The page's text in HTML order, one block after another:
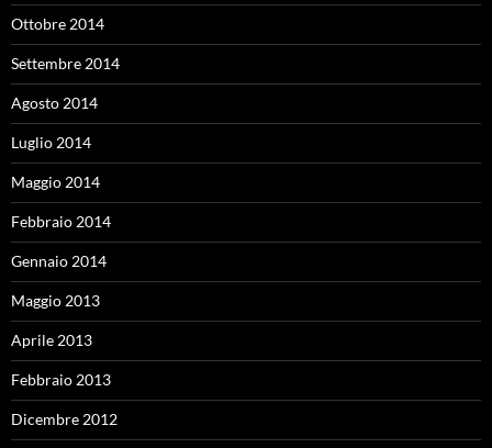
Ottobre 2014
Settembre 2014
Agosto 2014
Luglio 2014
Maggio 2014
Febbraio 2014
Gennaio 2014
Maggio 2013
Aprile 2013
Febbraio 2013
Dicembre 2012